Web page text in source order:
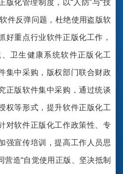
版化管理制度，以“人防”与“技
件反弹问题，杜绝使用盗版软
好重点行业软件正版化工作，
卫生健康系统软件正版化工
集中采购，版权部门联合财政
正版软件集中采购，通过统谈
权等形式，提升软件正版化工
对软件正版化工作政策性、专
强宣传培训，提高工作人员思
营造“自觉使用正版、坚决抵制